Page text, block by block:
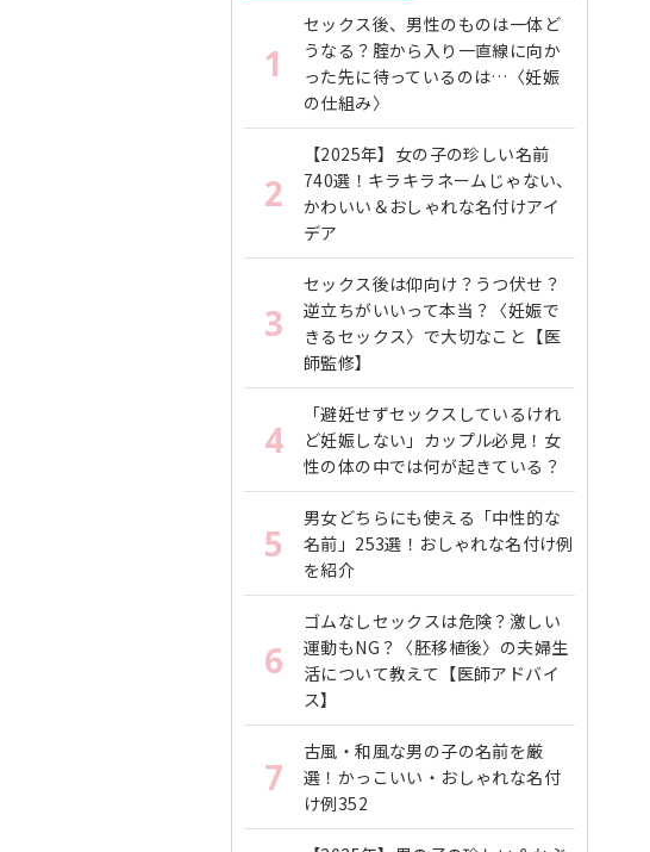
1
セックス後、男性のものは一体ど
うなる？腟から入り一直線に向か
った先に待っているのは…〈妊娠
の仕組み〉
2
【2025年】女の子の珍しい名前
740選！キラキラネームじゃない、
かわいい＆おしゃれな名付けアイ
デア
3
セックス後は仰向け？うつ伏せ？
逆立ちがいいって本当？〈妊娠で
きるセックス〉で大切なこと【医
師監修】
4
「避妊せずセックスしているけれ
ど妊娠しない」カップル必見！女
性の体の中では何が起きている？
5
男女どちらにも使える「中性的な
名前」253選！おしゃれな名付け例
を紹介
6
ゴムなしセックスは危険？激しい
運動もNG？〈胚移植後〉の夫婦生
活について教えて【医師アドバイ
ス】
7
古風・和風な男の子の名前を厳
選！かっこいい・おしゃれな名付
け例352